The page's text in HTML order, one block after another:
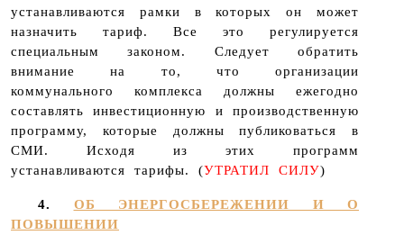
устанавливаются рамки в которых он может
назначить тариф. Все это регулируется
специальным законом. Следует обратить
внимание на то, что организации
коммунального комплекса должны ежегодно
составлять инвестиционную и производственную
программу, которые должны публиковаться в
СМИ. Исходя из этих программ
устанавливаются тарифы. (УТРАТИЛ СИЛУ)
4. ОБ ЭНЕРГОСБЕРЕЖЕНИИ И О
ПОВЫШЕНИИ